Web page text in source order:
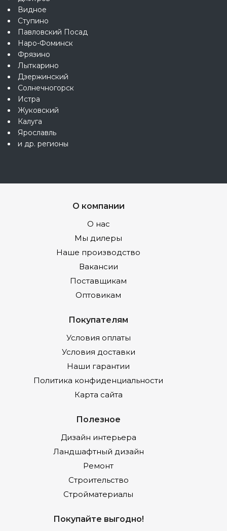
Видное
Ступино
Павловский Посад
Наро-Фоминск
Фрязино
Лыткарино
Дзержинский
Солнечногорск
Истра
Жуковский
Калуга
Ярославль
и др. регионы
О компании
О нас
Мы дилеры
Наше производство
Вакансии
Поставщикам
Оптовикам
Покупателям
Условия оплаты
Условия доставки
Наши гарантии
Политика конфиденциальности
Карта сайта
Полезное
Дизайн интерьера
Ландшафтный дизайн
Ремонт
Строительство
Стройматериалы
Покупайте выгодно!